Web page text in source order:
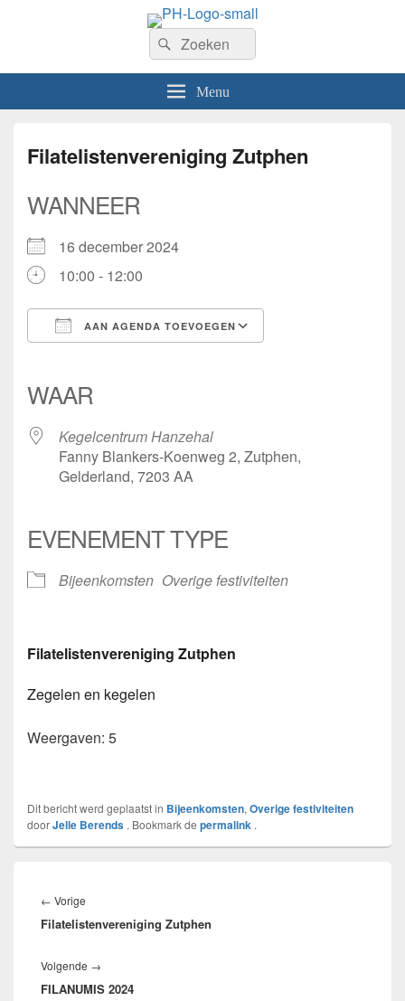
Welkom op de website van Postzegelvereniging PhilaHanze.
Zoeken
naar:
Zoeken
Menu
Filatelistenvereniging Zutphen
WANNEER
16 december 2024
10:00 - 12:00
AAN AGENDA TOEVOEGEN
WAAR
Kegelcentrum Hanzehal
Fanny Blankers-Koenweg 2, Zutphen,
Gelderland, 7203 AA
EVENEMENT TYPE
Bijeenkomsten Overige festiviteiten
Filatelistenvereniging Zutphen
Zegelen en kegelen
Weergaven: 5
Dit bericht werd geplaatst in Bijeenkomsten, Overige festiviteiten
doorJelle Berends . Bookmark de permalink .
navigatie
← Vorige
bericht:
Filatelistenvereniging Zutphen
Volgende →
bericht:
FILANUMIS 2024